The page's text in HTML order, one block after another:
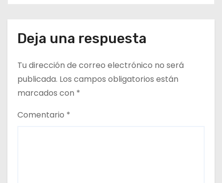
t
a
d
a
Deja una respuesta
Tu dirección de correo electrónico no será
publicada. Los campos obligatorios están
marcados con *
Comentario *